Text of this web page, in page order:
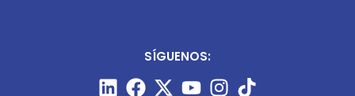
SÍGUENOS: